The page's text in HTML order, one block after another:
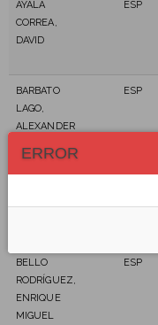
AYALA
CORREA,
DAVID
ESP
BARBATO
LAGO,
ALEXANDER
ESP
BAUTE
ESP
BELLO
RODRÍGUEZ,
ENRIQUE
MIGUEL
ESP
ERROR